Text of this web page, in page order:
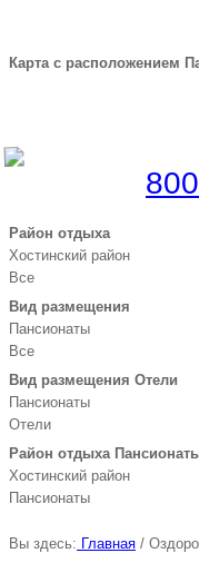
Карта с расположением
Район отдыха
Хостинский район
Все
Вид размещения
Пансионаты
Все
Вид размещения Отели
Пансионаты
Отели
Район отдыха
Хостинский район
Пансионаты
Вы здесь: Главная /